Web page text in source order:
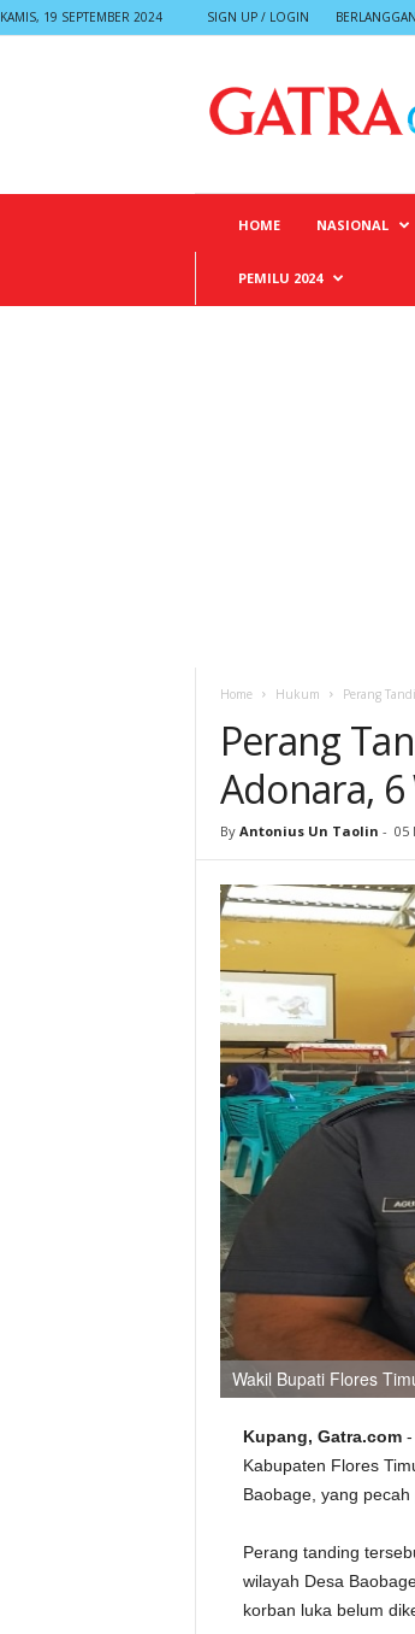
KAMIS, 19 SEPTEMBER 2024 SIGN UP / LOGIN
HOME NASIONAL
PEMILU 2024
Home Hukum Perang
Perang
Adonara,
By Antonius Un Taolin - 05
Wakil Bupati Flores
Kupang, Gatra.com -
Kabupaten Flores
Baobage, yang
Perang tanding
wilayah Desa
korban luka belum